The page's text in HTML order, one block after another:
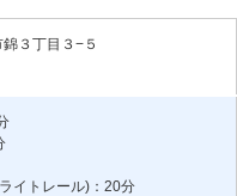
３丁目３−５
イトレール)：20分